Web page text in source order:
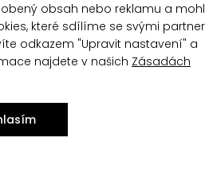
40
5 kg
Ceresit Flexibilní
Aquastatic Cement Grey
obsah nebo reklamu a
které sdílíme se svými
odkazem "Upravit nastavení" a
najdete v našich Zásadách